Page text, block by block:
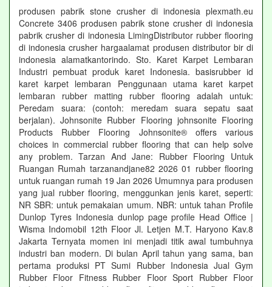
produsen pabrik stone crusher di indonesia plexmath.eu
Concrete 3406 produsen pabrik stone crusher di indonesia
pabrik crusher di indonesia LimingDistributor rubber flooring
di indonesia crusher hargaalamat produsen distributor bir di
indonesia alamatkantorindo. Sto. Karet Karpet Lembaran
Industri pembuat produk karet Indonesia. basisrubber id
karet karpet lembaran Penggunaan utama karet karpet
lembaran rubber matting rubber flooring adalah untuk:
Peredam suara: (contoh: meredam suara sepatu saat
berjalan). Johnsonite Rubber Flooring johnsonite Flooring
Products Rubber Flooring Johnsonite® offers various
choices in commercial rubber flooring that can help solve
any problem. Tarzan And Jane: Rubber Flooring Untuk
Ruangan Rumah tarzanandjane82 2026 01 rubber flooring
untuk ruangan rumah 19 Jan 2026 Umumnya para produsen
yang jual rubber flooring, menggunkan jenis karet, seperti:
NR SBR: untuk pemakaian umum. NBR: untuk tahan Profile
Dunlop Tyres Indonesia dunlop page profile Head Office |
Wisma Indomobil 12th Floor Jl. Letjen M.T. Haryono Kav.8
Jakarta Ternyata momen ini menjadi titik awal tumbuhnya
industri ban modern. Di bulan April tahun yang sama, ban
pertama produksi PT Sumi Rubber Indonesia Jual Gym
Rubber Floor Fitness Rubber Floor Sport Rubber Floor